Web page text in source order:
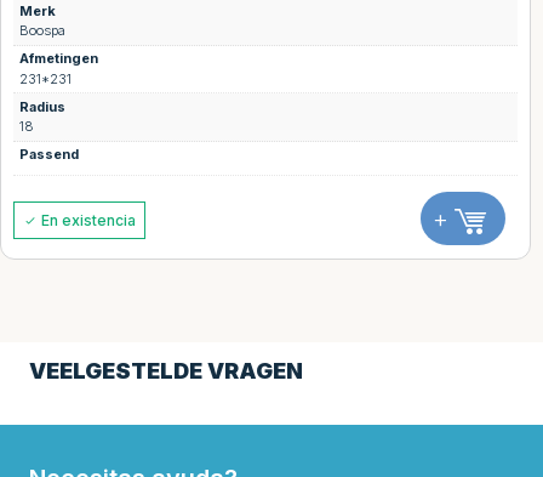
Merk
Boospa
Afmetingen
231*231
Radius
18
Passend
En existencia +
VEELGESTELDE VRAGEN